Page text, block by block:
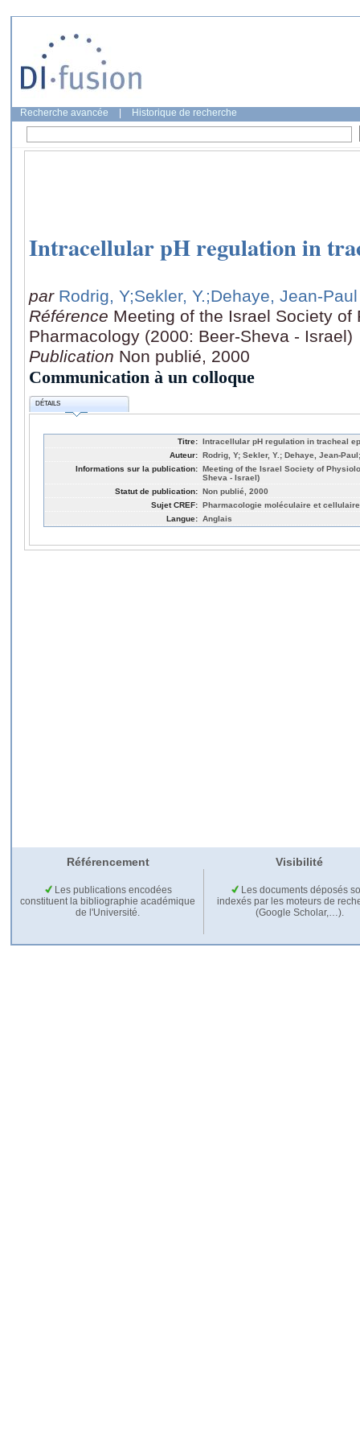
Recherche avancée Historique de recherche
Intracellular pH regulation in
par Rodrig, Y;Sekler, Y.;Dehaye, Jean-Paul
Référence Meeting of the Israel Society of
Pharmacology (2000: Beer-Sheva - Israel)
Publication Non publié, 2000
Communication à un colloque
DÉTAILS
Titre: Intracellular pH regulation in tracheal
Auteur: Rodrig, Y; Sekler, Y.; Dehaye, Jean-
Informations sur la publication: Meeting of the Israel Society of
Sheva - Israel)
Statut de publication: Non publié, 2000
Sujet CREF: Pharmacologie moléculaire et cellulaire
Langue: Anglais
Référencement Visibilité
Les publications encodées
constituent la bibliographie académique
de l'Université.
Les documents déposés
indexés par les moteurs de
(Google Scholar,…).